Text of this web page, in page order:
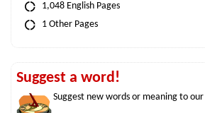
1,048 English Pages
1 Other Pages
Suggest a word!
Suggest new words or meaning to